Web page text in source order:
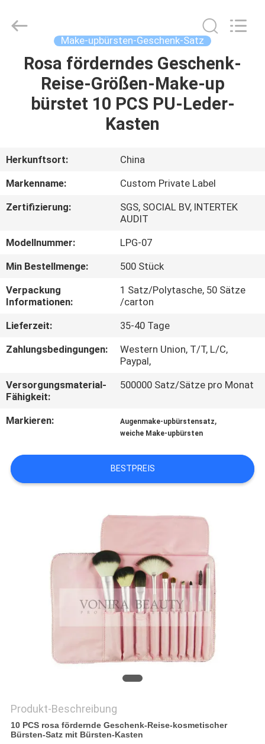
HAUS
PRODUKTE
UNS
AUSFLUG
SITEMAP
PRIVACY
POLICY
Make-upbürsten-Geschenk-Satz
Rosa förderndes Geschenk-
Reise-Größen-Make-up
bürstet 10 PCS PU-Leder-
Kasten
Herkunftsort:
China
Markenname:
Custom Private Label
Zertifizierung:
SGS, SOCIAL BV, INTERTEK
AUDIT
Modellnummer:
LPG-07
Min Bestellmenge:
500 Stück
Verpackung
Informationen:
1 Satz/Polytasche, 50 Sätze
/carton
Lieferzeit:
35-40 Tage
Zahlungsbedingungen:
Western Union, T/T, L/C,
Paypal,
Versorgungsmaterial-
Fähigkeit:
500000 Satz/Sätze pro Monat
Markieren: Augenmake-upbürstensatz,
weiche Make-upbürsten
BESTPREIS
Produkt-Beschreibung
10 PCS rosa fördernde Geschenk-Reise-kosmetischer
Bürsten-Satz mit Bürsten-Kasten